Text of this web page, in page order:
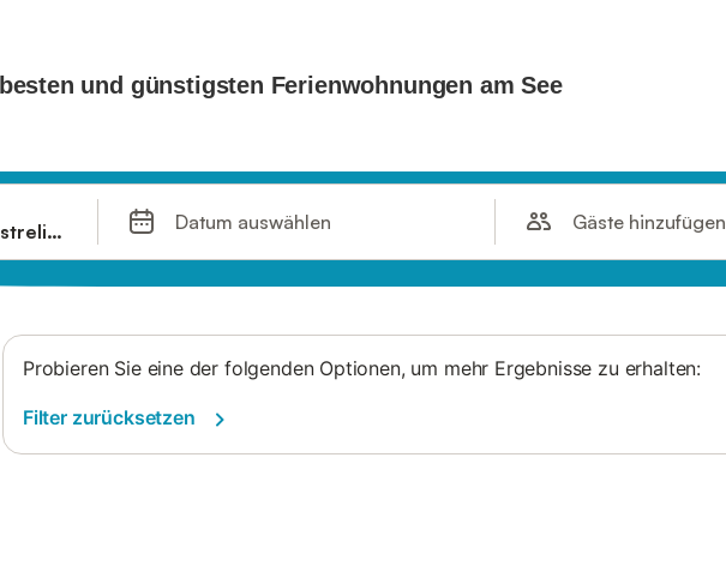
Datum auswählen Gäste hinzufügen
Probieren Sie eine der folgenden Optionen, um mehr Ergebnisse zu erhalten:
Filter zurücksetzen